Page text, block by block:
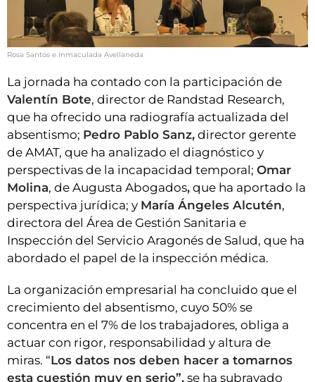
Rosa Santos e Inmaculada Avellaneda
La jornada ha contado con la participación de
Valentín Bote, director de Randstad Research,
que ha ofrecido una radiografía actualizada del
absentismo; Pedro Pablo Sanz, director gerente
de AMAT, que ha analizado el diagnóstico y
perspectivas de la incapacidad temporal; Omar
Molina, de Augusta Abogados, que ha aportado la
perspectiva jurídica; y María Ángeles Alcutén,
directora del Área de Gestión Sanitaria e
Inspección del Servicio Aragonés de Salud, que ha
abordado el papel de la inspección médica.
La organización empresarial ha concluido que el
crecimiento del absentismo, cuyo 50% se
concentra en el 7% de los trabajadores, obliga a
actuar con rigor, responsabilidad y altura de
miras. “Los datos nos deben hacer a tomarnos
esta cuestión muy en serio”, se ha subrayado